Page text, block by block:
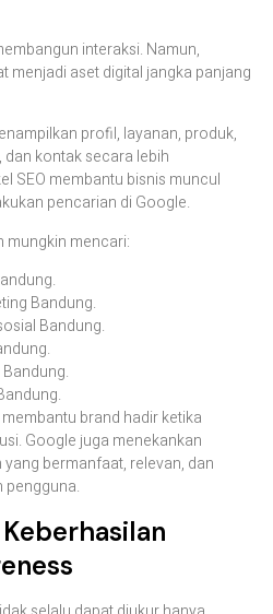
interaksi. Namun,
menjadi aset digital jangka panjang
profil, layanan, produk,
kontak secara lebih
SEO membantu bisnis muncul
pencarian di Google.
mungkin mencari:
Bandung.
Bandung.
brand hadir ketika
Google juga menekankan
bermanfaat, relevan, dan
pengguna.